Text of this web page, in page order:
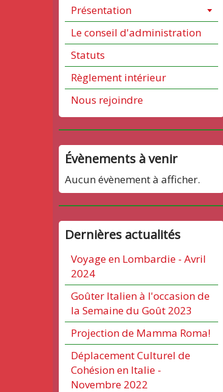
Présentation
Le conseil d'administration
Statuts
Règlement intérieur
Nous rejoindre
Évènements à venir
Aucun évènement à afficher.
Dernières actualités
Voyage en Lombardie - Avril
2024
Goûter Italien à l'occasion de
la Semaine du Goût 2023
Projection de Mamma Roma!
Déplacement Culturel de
Cohésion en Italie -
Novembre 2022